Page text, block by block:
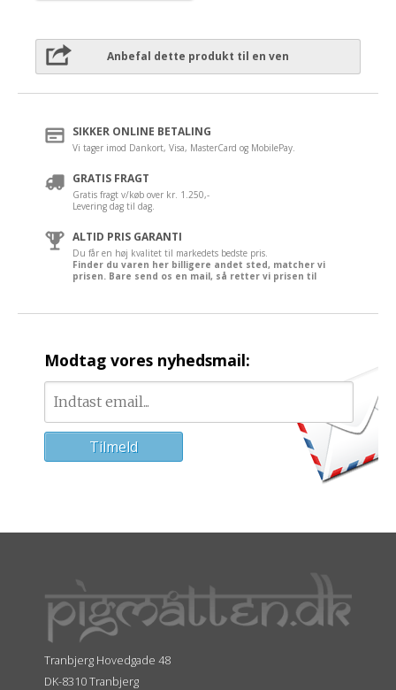
Anbefal dette produkt til en ven
SIKKER ONLINE BETALING
Vi tager imod Dankort, Visa, MasterCard og MobilePay.
GRATIS FRAGT
Gratis fragt v/køb over kr. 1.250,-
Levering dag til dag.
ALTID PRIS GARANTI
Du får en høj kvalitet til markedets bedste pris.
Finder du varen her billigere andet sted, matcher vi
prisen. Bare send os en mail, så retter vi prisen til
Modtag vores nyhedsmail:
Tranbjerg Hovedgade 48
DK-8310 Tranbjerg